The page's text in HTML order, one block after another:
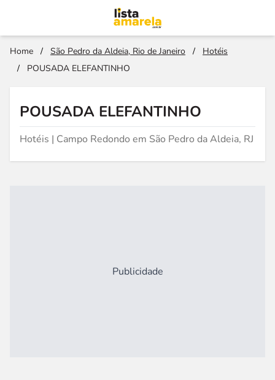
Home / São Pedro da Aldeia, Rio de Janeiro /
Hotéis
/
POUSADA ELEFANTINHO
POUSADA ELEFANTINHO
Hotéis | Campo Redondo em São Pedro da Aldeia, RJ
Publicidade